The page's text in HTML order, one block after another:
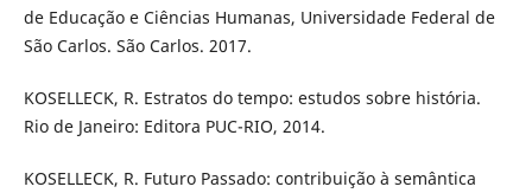
de Educação e Ciências Humanas, Universidade Federal de
São Carlos. São Carlos. 2017.
KOSELLECK, R. Estratos do tempo: estudos sobre história.
Rio de Janeiro: Editora PUC-RIO, 2014.
KOSELLECK, R. Futuro Passado: contribuição à semântica